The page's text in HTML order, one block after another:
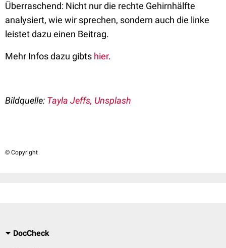
Überraschend: Nicht nur die rechte Gehirnhälfte
analysiert, wie wir sprechen, sondern auch die linke
leistet dazu einen Beitrag.
Mehr Infos dazu gibts hier.
Bildquelle: Tayla Jeffs, Unsplash
© Copyright
DocCheck